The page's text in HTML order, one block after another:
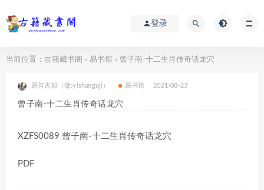
登录
当前位置： 古籍藏书阁 > 易书馆 > 曾子南-十二生肖传奇话龙穴
易善古籍（微:yishanguji） 易书馆 2021-08-23
曾子南-十二生肖传奇话龙穴
XZFS0089 曾子南-十二生肖传奇话龙穴
PDF